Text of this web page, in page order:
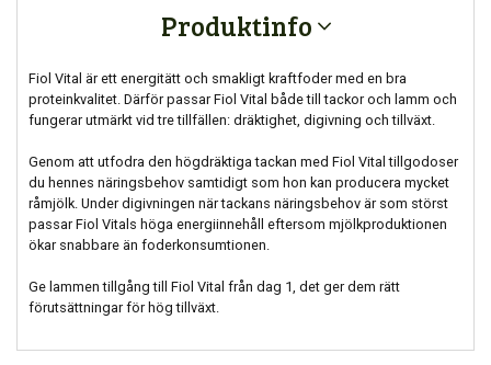
Produktinfo
Fiol Vital är ett energitätt och smakligt kraftfoder med en bra
proteinkvalitet. Därför passar Fiol Vital både till tackor och lamm och
fungerar utmärkt vid tre tillfällen: dräktighet, digivning och tillväxt.
Genom att utfodra den högdräktiga tackan med Fiol Vital tillgodoser
du hennes näringsbehov samtidigt som hon kan producera mycket
råmjölk. Under digivningen när tackans näringsbehov är som störst
passar Fiol Vitals höga energiinnehåll eftersom mjölkproduktionen
ökar snabbare än foderkonsumtionen.
Ge lammen tillgång till Fiol Vital från dag 1, det ger dem rätt
förutsättningar för hög tillväxt.